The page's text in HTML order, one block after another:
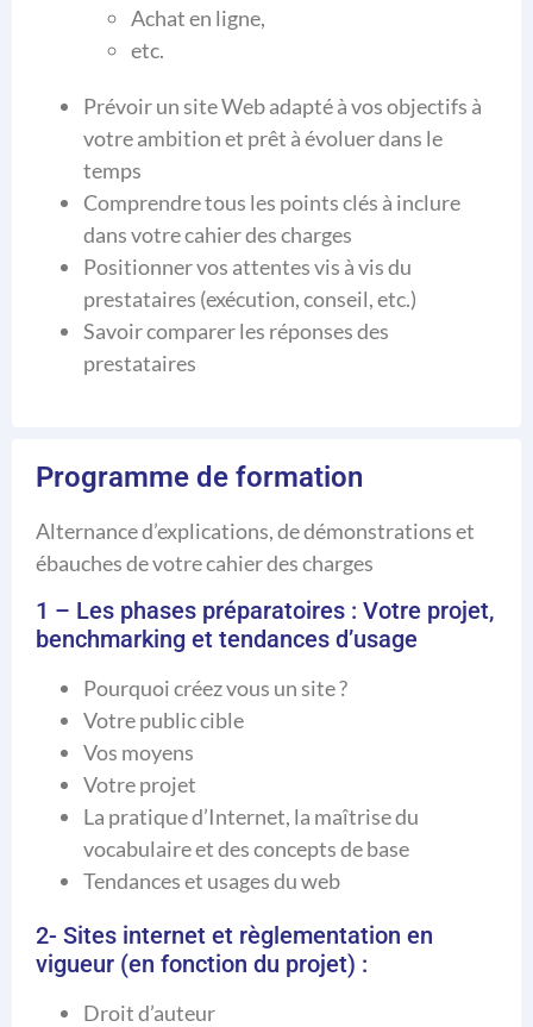
Achat en ligne,
etc.
Prévoir un site Web adapté à vos objectifs à
votre ambition et prêt à évoluer dans le
temps
Comprendre tous les points clés à inclure
dans votre cahier des charges
Positionner vos attentes vis à vis du
prestataires (exécution, conseil, etc.)
Savoir comparer les réponses des
prestataires
Programme de formation
Alternance d’explications, de démonstrations et
ébauches de votre cahier des charges
1 – Les phases préparatoires : Votre projet,
benchmarking et tendances d’usage
Pourquoi créez vous un site ?
Votre public cible
Vos moyens
Votre projet
La pratique d’Internet, la maîtrise du
vocabulaire et des concepts de base
Tendances et usages du web
2- Sites internet et règlementation en
vigueur (en fonction du projet) :
Droit d’auteur